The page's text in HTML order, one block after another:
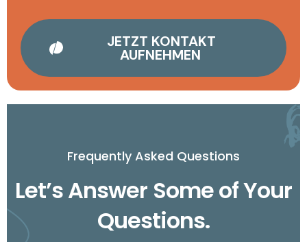
JETZT KONTAKT
AUFNEHMEN
Frequently Asked Questions
Let’s Answer Some of Your
Questions.